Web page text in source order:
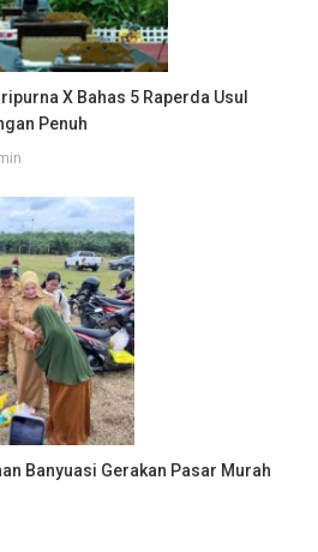
X Bahas 5 Raperda Usul
Penuh
Banyuasi Gerakan Pasar Murah